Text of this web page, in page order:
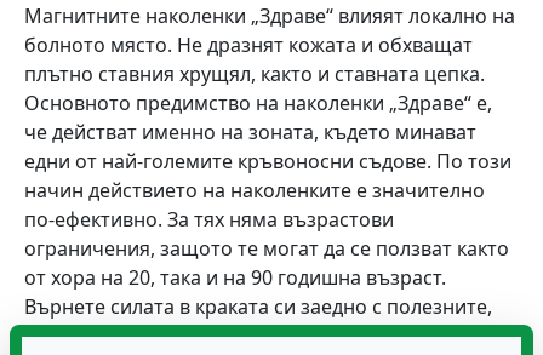
Магнитните наколенки „Здраве“ влияят локално на
болното място. Не дразнят кожата и обхващат
плътно ставния хрущял, както и ставната цепка.
Основното предимство на наколенки „Здраве“ е,
че действат именно на зоната, където минават
едни от най-големите кръвоносни съдове. По този
начин действието на наколенките е значително
по-ефективно. За тях няма възрастови
ограничения, защото те могат да се ползват както
от хора на 20, така и на 90 годишна възраст.
Върнете силата в краката си заедно с полезните,
ефективни и невероятно удобни наколенки!